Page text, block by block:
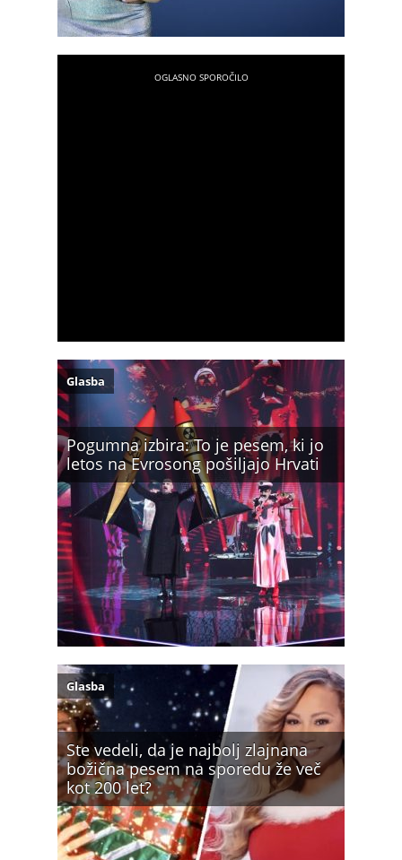
Pogumna izbira: To je pesem, ki jo
letos na Evrosong pošiljajo Hrvati
Glasba
Ste vedeli, da je najbolj zlajnana
božična pesem na sporedu že več
kot 200 let?
Glasba